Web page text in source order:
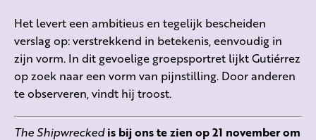
Het levert een ambitieus en tegelijk bescheiden
verslag op: verstrekkend in betekenis, eenvoudig in
zijn vorm. In dit gevoelige groepsportret lijkt Gutiérrez
op zoek naar een vorm van pijnstilling. Door anderen
te observeren, vindt hij troost.
The Shipwreckedis bij ons te zien op 21 november om